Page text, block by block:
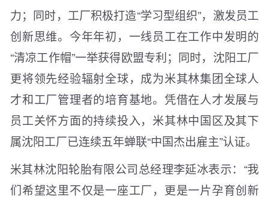
力；同时，工厂积极打造“学习型组织”，激发员工
创新思维。今年年初，一线员工在工作中发明的
“清凉工作帽”一举获得欧盟专利；同时，沈阳工厂
更将领先经验辐射全球，成为米其林集团全球人
才和工厂管理者的培育基地。凭借在人才发展与
员工关怀方面的持续投入，米其林中国区及其下
属沈阳工厂已连续五年蝉联“中国杰出雇主”认证。
米其林沈阳轮胎有限公司总经理李延冰表示：“我
们希望这里不仅是一座工厂，更是一片孕育创新